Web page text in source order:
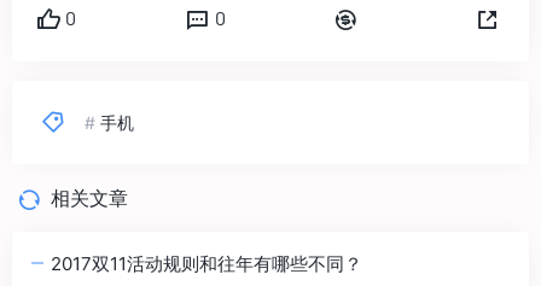
0 0
# 手机
相关文章
2017双11活动规则和往年有哪些不同？